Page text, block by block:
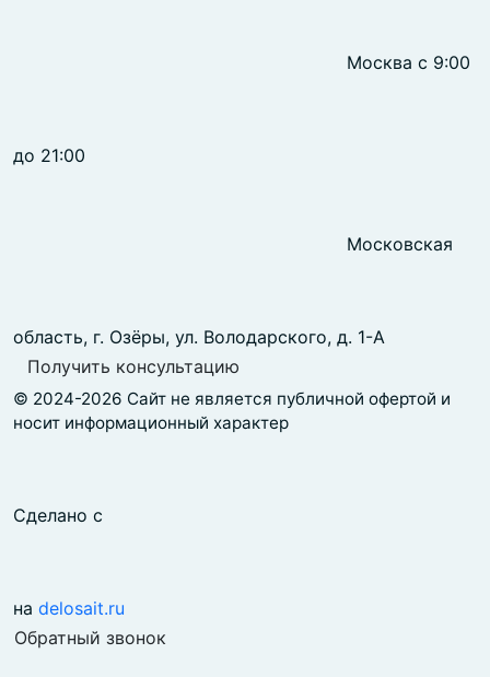
Москва с 9:00
до 21:00
Московская
область, г. Озёры, ул. Володарского, д. 1-А
Получить консультацию
© 2024-2026 Сайт не является публичной офертой и
носит информационный характер
Сделано с
на delosait.ru
Обратный звонок